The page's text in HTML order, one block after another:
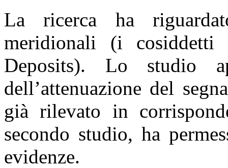
La ricerca ha
meridionali (i
Deposits). Lo studio
dell’attenuazione del
già rilevato in
secondo studio, ha
evidenze.